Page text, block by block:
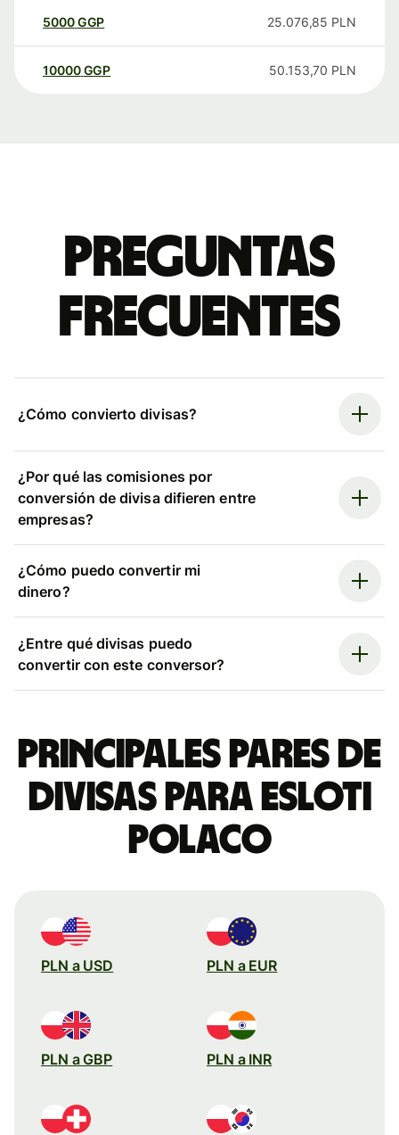
5000GGP 25.076,85 PLN
10000 GGP 50.153,70 PLN
Preguntas
frecuentes
¿Cómo convierto divisas?
¿Por qué las comisiones por
conversión de divisa difieren entre
empresas?
¿Cómo puedo convertir mi
dinero?
¿Entre qué divisas puedo
convertir con este conversor?
Principales pares de
divisas para esloti
polaco
PLN a USD PLN a EUR
PLN a GBP PLN a INR